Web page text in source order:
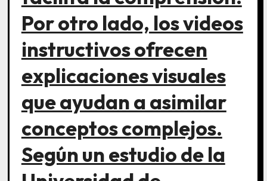
Por otro lado, los videos
instructivos ofrecen
explicaciones visuales
que ayudan a asimilar
conceptos complejos.
Según un estudio de la